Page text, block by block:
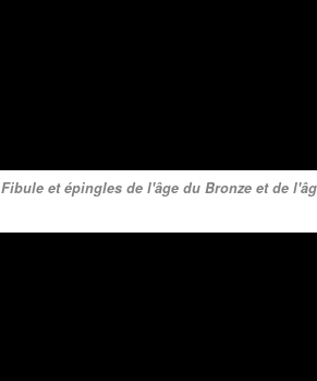
Fibule et épingles de l'âge du Bronze et de